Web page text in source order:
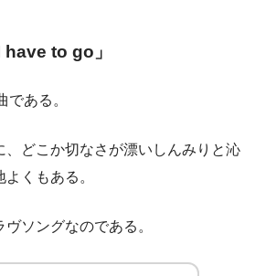
to go」
である。
、どこか切なさが漂いしんみりと沁
くもある。
ソングなのである。